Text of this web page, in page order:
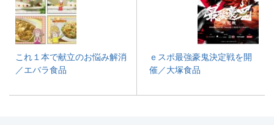
これ１本で献立のお悩み解消
／エバラ食品
ｅスポ最強豪鬼決定戦を開
催／大塚食品